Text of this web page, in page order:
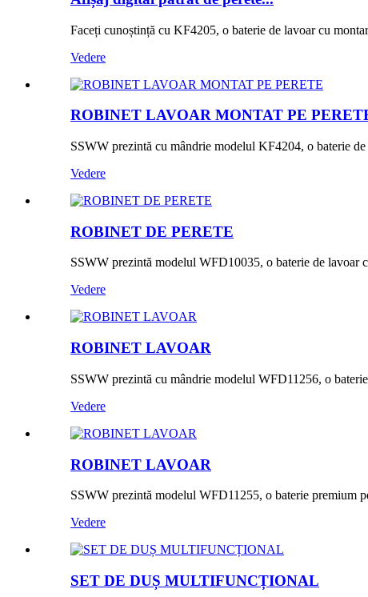
Faceți cunoștință cu KF4205, o baterie de lavoar cu
Vedere
ROBINET LAVOAR MONTAT PE
SSWW prezintă cu mândrie modelul KF4204, o baterie de
Vedere
ROBINET DE PERETE
SSWW prezintă modelul WFD10035, o baterie de lavoar
Vedere
ROBINET LAVOAR
SSWW prezintă cu mândrie modelul WFD11256, o
Vedere
ROBINET LAVOAR
SSWW prezintă modelul WFD11255, o baterie premium
Vedere
SET DE DUȘ MULTIFUNCȚIONAL